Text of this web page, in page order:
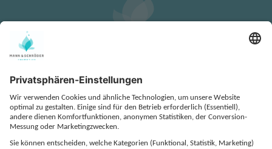
KONTAKT
DATENSCHUTZ
IMPRESSUM